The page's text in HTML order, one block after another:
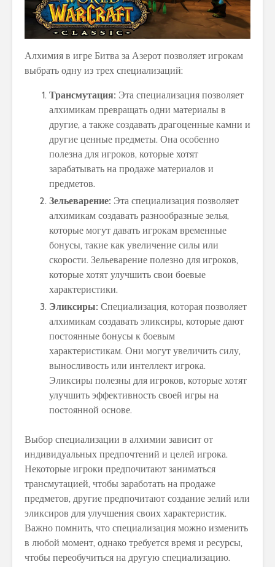
Алхимия в игре Битва за Азерот позволяет игрокам
выбрать одну из трех специализаций:
Трансмутация: Эта специализация позволяет
алхимикам превращать одни материалы в
другие, а также создавать драгоценные камни и
другие ценные предметы. Она особенно
полезна для игроков, которые хотят
зарабатывать на продаже материалов и
предметов.
Зельеварение: Эта специализация позволяет
алхимикам создавать разнообразные зелья,
которые могут давать игрокам временные
бонусы, такие как увеличение силы или
скорости. Зельеварение полезно для игроков,
которые хотят улучшить свои боевые
характеристики.
Эликсиры: Специализация, которая позволяет
алхимикам создавать эликсиры, которые дают
постоянные бонусы к боевым
характеристикам. Они могут увеличить силу,
выносливость или интеллект игрока.
Эликсиры полезны для игроков, которые хотят
улучшить эффективность своей игры на
постоянной основе.
Выбор специализации в алхимии зависит от
индивидуальных предпочтений и целей игрока.
Некоторые игроки предпочитают заниматься
трансмутацией, чтобы заработать на продаже
предметов, другие предпочитают создание зелий или
эликсиров для улучшения своих характеристик.
Важно помнить, что специализация можно изменить
в любой момент, однако требуется время и ресурсы,
чтобы переобучиться на другую специализацию.